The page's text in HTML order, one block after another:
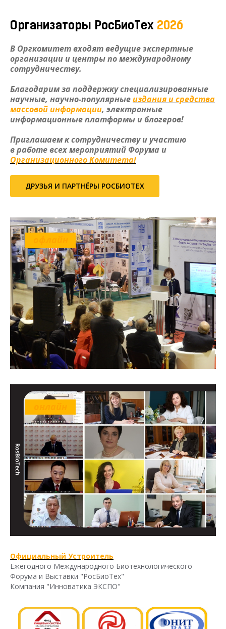
Организаторы РосБиоТех 2026
В Оргкомитет входят ведущие экспертные
организации и центры по международному
сотрудничеству.
Благодарим за поддержку специализированные
научные, научно-популярныеиздания и средства
массовой информации, электронные
информационные платформы и блогеров!
Приглашаем к сотрудничеству и участию
в работе всех мероприятий Форума и
Организационного Комитета!
ДРУЗЬЯ И ПАРТНЁРЫ РОСБИОТЕХ
Официальный Устроитель
Ежегодного Международного Биотехнологического
Форума и Выставки "РосБиоТех"
Компания "Инноватика ЭКСПО"